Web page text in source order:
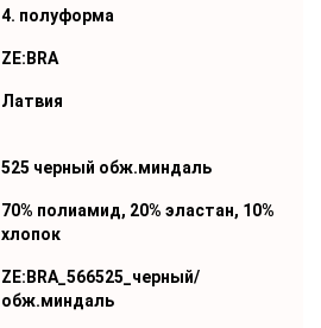
4. полуформа
ZE:BRA
Латвия
525 черный обж.миндаль
70% полиамид, 20% эластан, 10%
хлопок
ZE:BRA_566525_черный/
обж.миндаль